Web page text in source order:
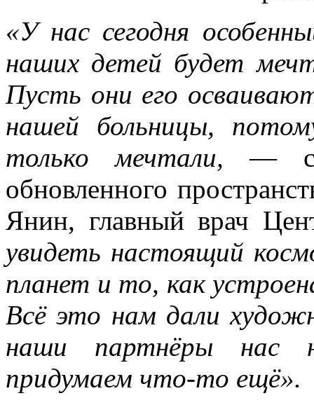
«У нас сегодня
наших детей будет
Пусть они его
нашей больницы,
только мечтали,—
обновленного
Янин, главный врач
увидеть настоящий
планет и то, как
Всё это нам дали
наши партнёры нас
придумаем что-то ещё».